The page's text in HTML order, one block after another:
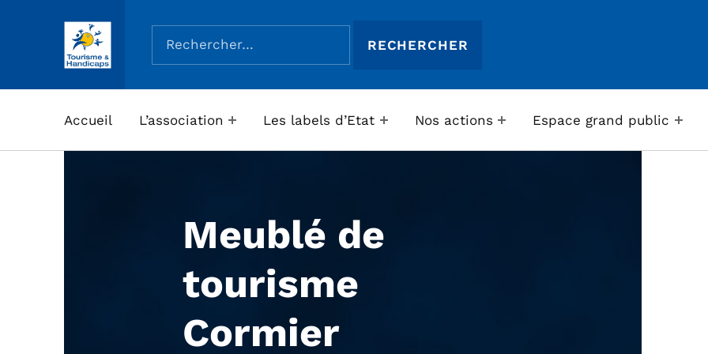
ASSOCIATION TOURISME ET HANDICAPS
Rechercher :
Accueil L’association Les labels d’Etat Nos actions Espace grand public
Meublé de
tourisme
Cormier